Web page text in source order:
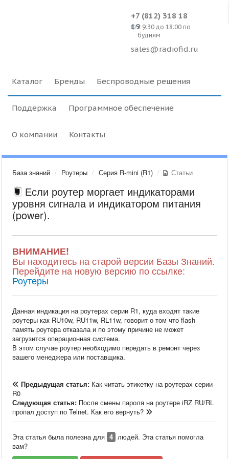
+7 (812) 318 18
19c 9:30 до 18:00 по
будням
sales@radiofid.ru
Каталог Бренды Беспроводные решения
Поддержка Программное обеспечение
О компании Контакты
База знаний Роутеры Серия R-mini (R1) Статьи
Если роутер моргает индикаторами
уровня сигнала и индикатором питания
(power).
ВНИМАНИЕ!
Вы находитесь на старой версии Базы Знаний.
Перейдите на новую версию по ссылке:
Роутеры
Данная индикация на роутерах серии R1, куда входят такие
роутеры как RU10w, RU11w, RL11w, говорит о том что flash
память роутера отказала и по этому причине не может
загрузится операционная система.
В этом случае роутер необходимо передать в ремонт через
вашего менеджера или поставщика.
Предыдущая статья: Как читать этикетку на роутерах серии
R0
Следующая статья: После смены пароля на роутере iRZ RU/RL
пропал доступ по Telnet. Как его вернуть?
Эта статья была полезна для 4 людей. Эта статья помогла
вам?